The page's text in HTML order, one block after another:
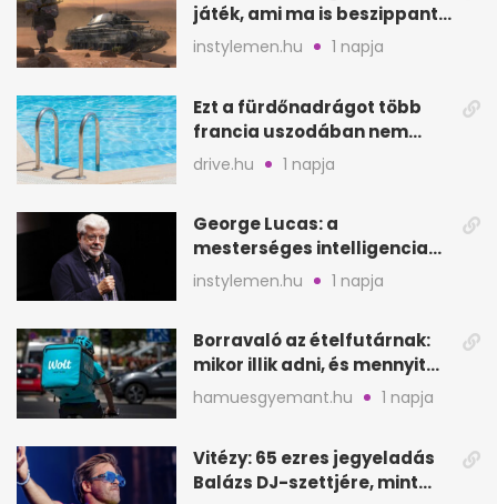
játék, ami ma is beszippant
a képernyő elé
instylemen.hu 1 napja
Ezt a fürdőnadrágot több
francia uszodában nem
fogadják el
drive.hu 1 napja
George Lucas: a
mesterséges intelligencia
lehet Hollywood következő
lépése
instylemen.hu 1 napja
Borravaló az ételfutárnak:
mikor illik adni, és mennyit
rendeléskor?
hamuesgyemant.hu 1 napja
Vitézy: 65 ezres jegyeladás
Balázs DJ-szettjére, mint